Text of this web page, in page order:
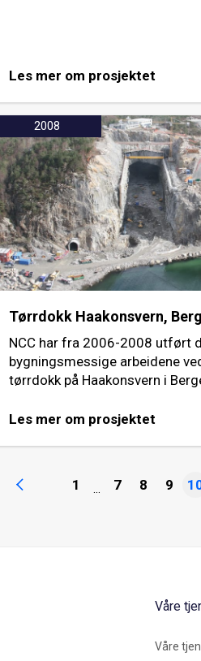
Les mer om prosjektet
2008
Tørrdokk Haakonsvern,
NCC har fra 2006-2008 utført
bygningsmessige arbeidene
tørrdokk på Haakonsvern i
Les mer om prosjektet
1 ... 7 8 9
Våre
Våre